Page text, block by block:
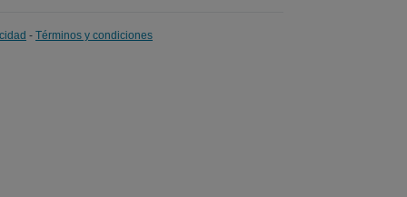
- Términos y condiciones